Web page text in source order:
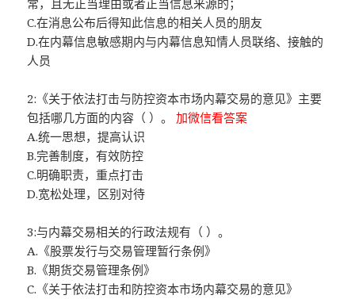
常，且无正当理由或者正当信息来源的；
C.在消息公布后得知此信息的相关人员的朋友
D.在内幕信息敏感期内与内幕信息知情人员联络、接触的
人员
2:《关于依法打击与防控资本市场内幕交易的意见》主要
包括哪几方面的内容（ ）。加微信看答案
A.统一思想，提高认识
B.完善制度，有效防控
C.明确职责，重点打击
D.宽松处理，区别对待
3:与内幕交易相关的行政法规有（ ）。
A.《股票发行与交易管理暂行条例》
B.《期货交易管理条例》
C.《关于依法打击和防控资本市场内幕交易的意见》